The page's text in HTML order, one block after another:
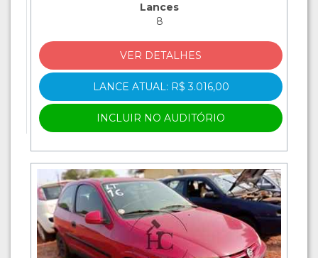
Lances
8
VER DETALHES
LANCE ATUAL: R$ 3.016,00
INCLUIR NO AUDITÓRIO